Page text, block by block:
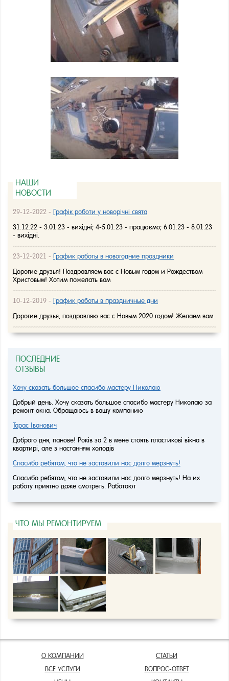
НАШИ
НОВОСТИ
29-12-2022 - Графік роботи у новорічні свята
31.12.22 - 3.01.23 - вихідні; 4-5.01.23 - працюємо; 6.01.23 - 8.01.23
- вихідні.
23-12-2021 - График работы в новогодние праздники
Дорогие друзья! Поздравляем вас с Новым годом и Рождеством
Христовым! Хотим пожелать вам
10-12-2019 - График работы в праздничные дни
Дорогие друзья, поздравляю вас с Новым 2020 годом! Желаем вам
ПОСЛЕДНИЕ
ОТЗЫВЫ
Хочу сказать большое спасибо мастеру Николаю
Добрый день. Хочу сказать большое спасибо мастеру Николаю за
ремонт окна. Обращаюсь в вашу компанию
Тарас Іванович
Доброго дня, панове! Років за 2 в мене стоять пластикові вікна в
квартирі, але з настанням холодів
Спасибо ребятам, что не заставили нас долго мерзнуть!
Спасибо ребятам, что не заставили нас долго мерзнуть! На их
работу приятно даже смотреть. Работают
ЧТО МЫ РЕМОНТИРУЕМ
О КОМПАНИИ
ВСЕ УСЛУГИ
СТАТЬИ
ВОПРОС-ОТВЕТ